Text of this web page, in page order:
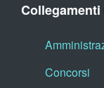
Concorsi